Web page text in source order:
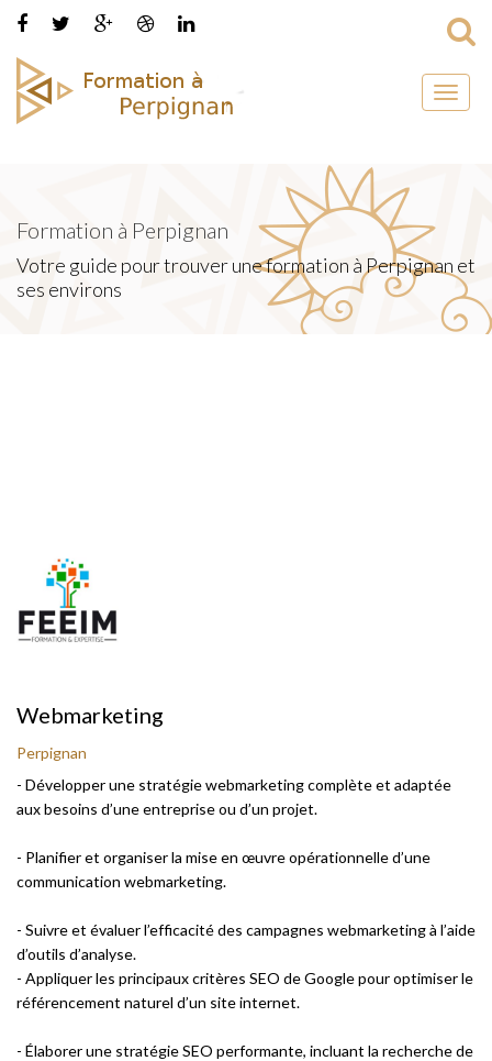
Toggle
Formation à Perpignan
Votre guide pour trouver une formation à Perpignan et
ses environs
Webmarketing
Perpignan
- Développer une stratégie webmarketing complète et adaptée
aux besoins d’une entreprise ou d’un projet.
- Planifier et organiser la mise en œuvre opérationnelle d’une
communication webmarketing.
- Suivre et évaluer l’efficacité des campagnes webmarketing à l’aide
d’outils d’analyse.
- Appliquer les principaux critères SEO de Google pour optimiser le
référencement naturel d’un site internet.
- Élaborer une stratégie SEO performante, incluant la recherche de